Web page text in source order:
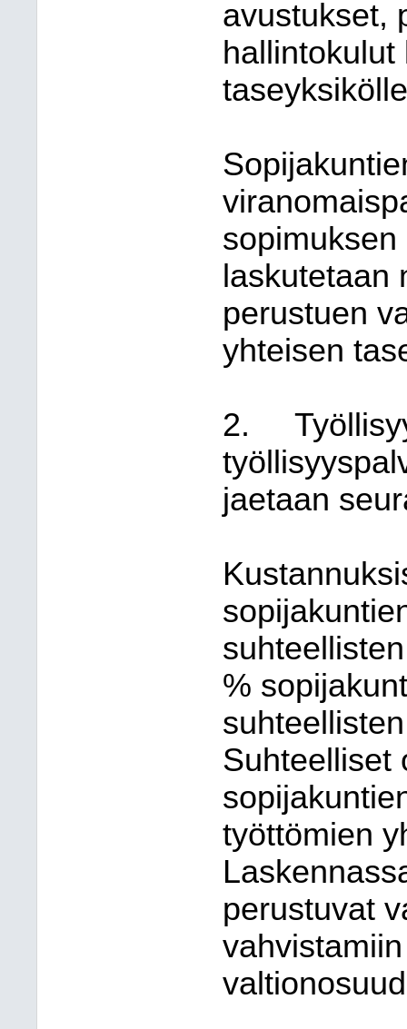
avustukset,
laskutetaan
perustuen
yhteisen
2.
jaetaan
%
Suhteelliset
työttömien
perustuvat